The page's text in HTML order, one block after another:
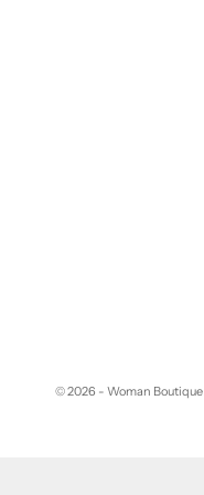
© 2026 - Woman Boutique